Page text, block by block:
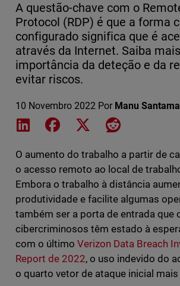
A questão-chave com o
Protocol (RDP) é que a forma
configurado significa que é
através da Internet. Saiba
importância da deteção e da
evitar riscos.
10 Novembro 2022 Por Manu
Share on LinkedIn
Share on Facebook
Share on XShare on
O aumento do trabalho a partir de
o acesso remoto ao local de
Embora o trabalho à distância
produtividade e facilite algumas
também ser a porta de entrada que
cibercriminosos têm estado à
com o último Verizon Data Breach
Report de 2022, o uso indevido do
o quarto vetor de ataque inicial